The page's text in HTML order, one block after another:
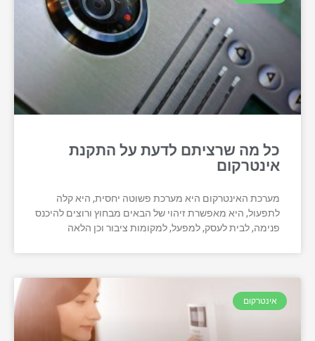
כל מה שרציתם לדעת על התקנת
אינטרקום
מערכת האינטרקום היא מערכת פשוטה יחסית, היא קלה
לתפעול, היא מאפשרת זיהוי של הבאים מבחוץ ורוצים להיכנס
פנימה, לבית לעסק, למפעל, למקומות ציבור וכן הלאה
אינטרקום